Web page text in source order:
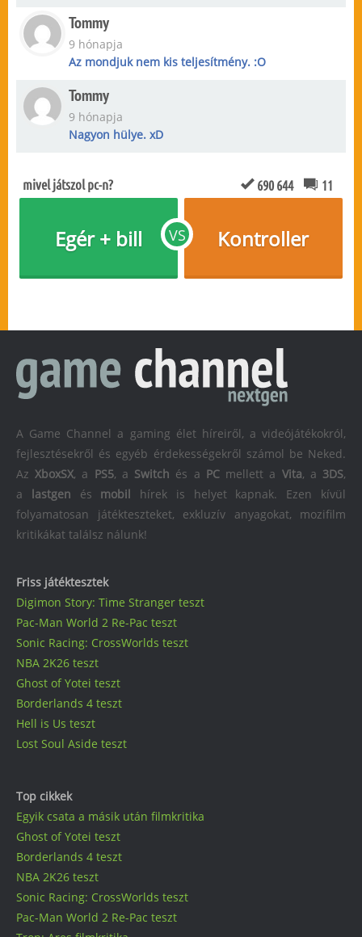
Tommy
9 hónapja
Az mondjuk nem kis teljesítmény. :O
Tommy
9 hónapja
Nagyon hülye. xD
mivel játszol pc-n? 690 644 11
VS
Egér + bill Kontroller
Friss játéktesztek
Digimon Story: Time Stranger teszt
Pac-Man World 2 Re-Pac teszt
Sonic Racing: CrossWorlds teszt
NBA 2K26 teszt
Ghost of Yotei teszt
Borderlands 4 teszt
Hell is Us teszt
Lost Soul Aside teszt
Top cikkek
Egyik csata a másik után filmkritika
Ghost of Yotei teszt
Borderlands 4 teszt
NBA 2K26 teszt
Sonic Racing: CrossWorlds teszt
Pac-Man World 2 Re-Pac teszt
A Game Channel a gaming élet híreiről, a videójátékokról,
fejlesztésekről és egyéb érdekességekről számol be Neked.
AzXboxSX, a PS5, a Switch és a PCmellett a Vita, a 3DS,
a lastgen és mobil hírek is helyet kapnak. Ezen kívül
folyamatosan játékteszteket, exkluzív anyagokat, mozifilm
kritikákat találsz nálunk!